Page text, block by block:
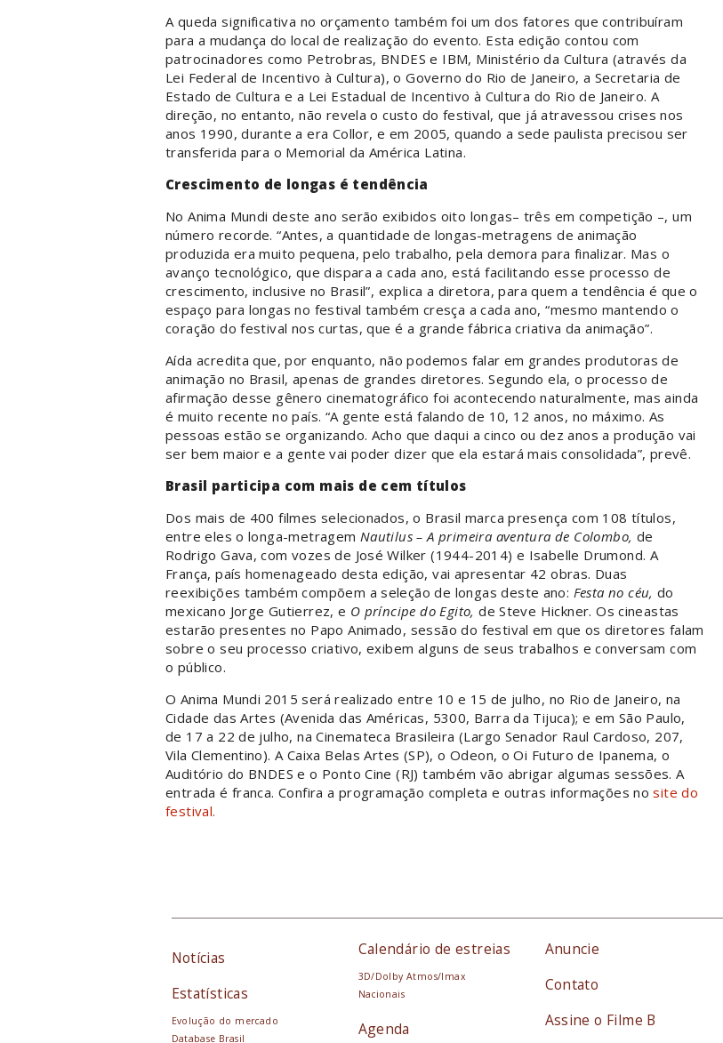
A queda significativa no orçamento também foi um dos fatores que contribuíram
para a mudança do local de realização do evento. Esta edição contou com
patrocinadores como Petrobras, BNDES e IBM, Ministério da Cultura (através da
Lei Federal de Incentivo à Cultura), o Governo do Rio de Janeiro, a Secretaria de
Estado de Cultura e a Lei Estadual de Incentivo à Cultura do Rio de Janeiro. A
direção, no entanto, não revela o custo do festival, que já atravessou crises nos
anos 1990, durante a era Collor, e em 2005, quando a sede paulista precisou ser
transferida para o Memorial da América Latina.
Crescimento de longas é tendência
No Anima Mundi deste ano serão exibidos oito longas– três em competição –, um
número recorde. “Antes, a quantidade de longas-metragens de animação
produzida era muito pequena, pelo trabalho, pela demora para finalizar. Mas o
avanço tecnológico, que dispara a cada ano, está facilitando esse processo de
crescimento, inclusive no Brasil”, explica a diretora, para quem a tendência é que o
espaço para longas no festival também cresça a cada ano, “mesmo mantendo o
coração do festival nos curtas, que é a grande fábrica criativa da animação”.
Aída acredita que, por enquanto, não podemos falar em grandes produtoras de
animação no Brasil, apenas de grandes diretores. Segundo ela, o processo de
afirmação desse gênero cinematográfico foi acontecendo naturalmente, mas ainda
é muito recente no país. “A gente está falando de 10, 12 anos, no máximo. As
pessoas estão se organizando. Acho que daqui a cinco ou dez anos a produção vai
ser bem maior e a gente vai poder dizer que ela estará mais consolidada”, prevê.
Brasil participa com mais de cem títulos
Dos mais de 400 filmes selecionados, o Brasil marca presença com 108 títulos,
entre eles o longa-metragem Nautilus – A primeira aventura de Colombo, de
Rodrigo Gava, com vozes de José Wilker (1944-2014) e Isabelle Drumond. A
França, país homenageado desta edição, vai apresentar 42 obras. Duas
reexibições também compõem a seleção de longas deste ano: Festa no céu, do
mexicano Jorge Gutierrez, e O príncipe do Egito, de Steve Hickner. Os cineastas
estarão presentes no Papo Animado, sessão do festival em que os diretores falam
sobre o seu processo criativo, exibem alguns de seus trabalhos e conversam com
o público.
O Anima Mundi 2015 será realizado entre 10 e 15 de julho, no Rio de Janeiro, na
Cidade das Artes (Avenida das Américas, 5300, Barra da Tijuca); e em São Paulo,
de 17 a 22 de julho, na Cinemateca Brasileira (Largo Senador Raul Cardoso, 207,
Vila Clementino). A Caixa Belas Artes (SP), o Odeon, o Oi Futuro de Ipanema, o
Auditório do BNDES e o Ponto Cine (RJ) também vão abrigar algumas sessões. A
entrada é franca. Confira a programação completa e outras informações nosite do
festival.
Notícias
Estatísticas
Evolução do mercado
Database Brasil
Calendário de estreias
3D/Dolby Atmos/Imax
Nacionais
Agenda
Anuncie
Contato
Assine o Filme B